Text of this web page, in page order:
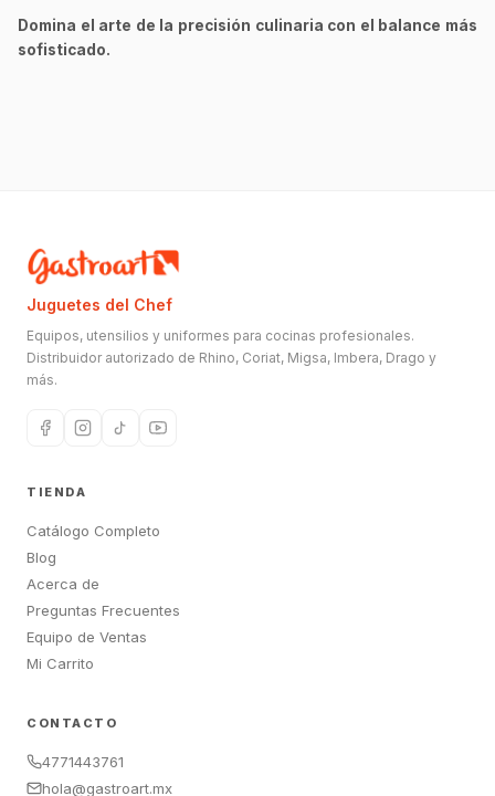
Domina el arte de la precisión culinaria con el balance más
sofisticado.
Juguetes del Chef
Equipos, utensilios y uniformes para cocinas profesionales.
Distribuidor autorizado de Rhino, Coriat, Migsa, Imbera, Drago y
más.
TIENDA
Catálogo Completo
Blog
Acerca de
Preguntas Frecuentes
Equipo de Ventas
Mi Carrito
CONTACTO
4771443761
hola@gastroart.mx